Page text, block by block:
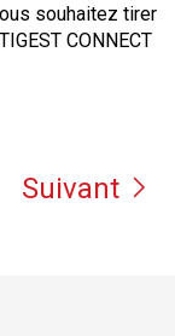
souhaitez tirer
CONNECT
Suivant